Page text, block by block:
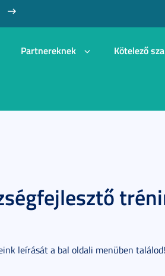
Partnereknek Kötelező
leírását a bal oldali menüben